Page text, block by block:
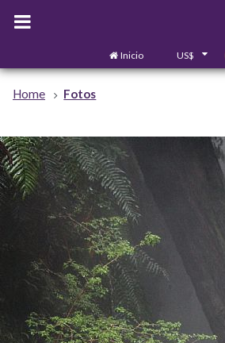
Inicio US$
Home Fotos